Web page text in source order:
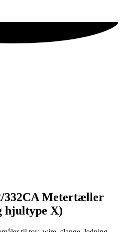
332CA Metertæller
hjultype X)